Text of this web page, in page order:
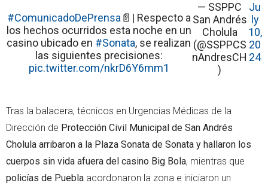
#ComunicadoDePrensa📄| Respecto a
los hechos ocurridos esta noche en un
casino ubicado en #Sonata, se realizan
las siguientes precisiones:
pic.twitter.com/nkrD6Y6mm1
— SSPPC
San Andrés
Cholula
(@SSPPCS
nAndresCH
)
Ju
ly
10,
20
24
Tras la balacera, técnicos en Urgencias Médicas de la
Dirección de Protección Civil Municipal de San Andrés
Cholula arribaron a la Plaza Sonata de Sonata y hallaron los
cuerpos sin vida afuera del casino Big Bola, mientras que
policías de Puebla acordonaron la zona e iniciaron un